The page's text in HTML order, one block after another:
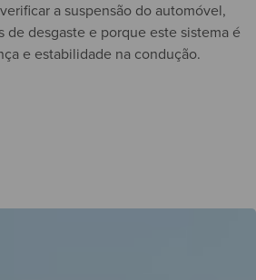
a suspensão do automóvel,
de desgaste e porque este sistema é
e estabilidade na condução.